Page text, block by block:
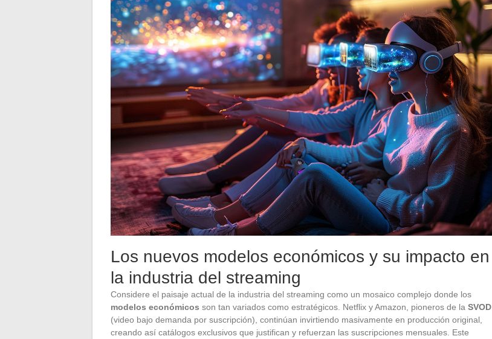
Los nuevos modelos económicos y su impacto en
la industria del streaming
Considere el paisaje actual de la industria del streaming como un mosaico complejo donde los
modelos económicos son tan variados como estratégicos. Netflix y Amazon, pioneros de la SVOD
(video bajo demanda por suscripción), continúan invirtiendo masivamente en producción original,
creando así catálogos exclusivos que justifican y refuerzan las suscripciones mensuales. Este